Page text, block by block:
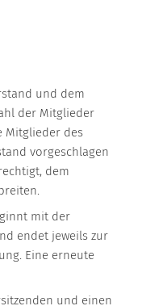
und dem
der Mitglieder
Mitglieder des
vorgeschlagen
dem
mit der
endet jeweils zur
Eine erneute
und einen